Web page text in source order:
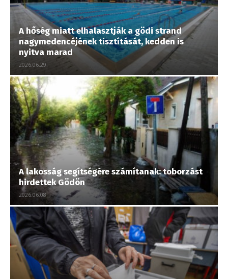
A hőség miatt elhalasztják a gödi strand
nagymedencéjének tisztítását, kedden is
nyitva marad
2026.06.29.
A lakosság segítségére számítanak: toborzást
hirdettek Gödön
2026.06.08.